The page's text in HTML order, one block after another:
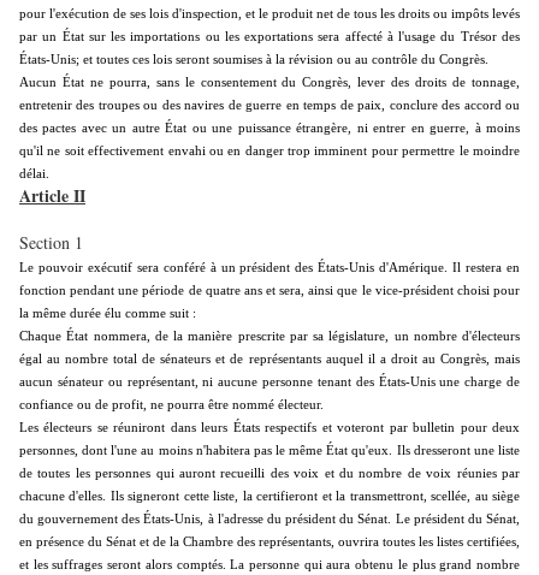
pour l'exécution de ses lois d'inspection, et le produit net de tous les droits ou impôts levés
par un État sur les importations ou les exportations sera affecté à l'usage du Trésor des
États-Unis; et toutes ces lois seront soumises à la révision ou au contrôle du Congrès.
Aucun État ne pourra, sans le consentement du Congrès, lever des droits de tonnage,
entretenir des troupes ou des navires de guerre en temps de paix, conclure des accord ou
des pactes avec un autre État ou une puissance étrangère, ni entrer en guerre, à moins
qu'il ne soit effectivement envahi ou en danger trop imminent pour permettre le moindre
délai.
Article II
Section 1
Le pouvoir exécutif sera conféré à un président des États-Unis d'Amérique. Il restera en
fonction pendant une période de quatre ans et sera, ainsi que le vice-président choisi pour
la même durée élu comme suit :
Chaque État nommera, de la manière prescrite par sa législature, un nombre d'électeurs
égal au nombre total de sénateurs et de représentants auquel il a droit au Congrès, mais
aucun sénateur ou représentant, ni aucune personne tenant des États-Unis une charge de
confiance ou de profit, ne pourra être nommé électeur.
Les électeurs se réuniront dans leurs États respectifs et voteront par bulletin pour deux
personnes, dont l'une au moins n'habitera pas le même État qu'eux. Ils dresseront une liste
de toutes les personnes qui auront recueilli des voix et du nombre de voix réunies par
chacune d'elles. Ils signeront cette liste, la certifieront et la transmettront, scellée, au siège
du gouvernement des États-Unis, à l'adresse du président du Sénat. Le président du Sénat,
en présence du Sénat et de la Chambre des représentants, ouvrira toutes les listes certifiées,
et les suffrages seront alors comptés. La personne qui aura obtenu le plus grand nombre